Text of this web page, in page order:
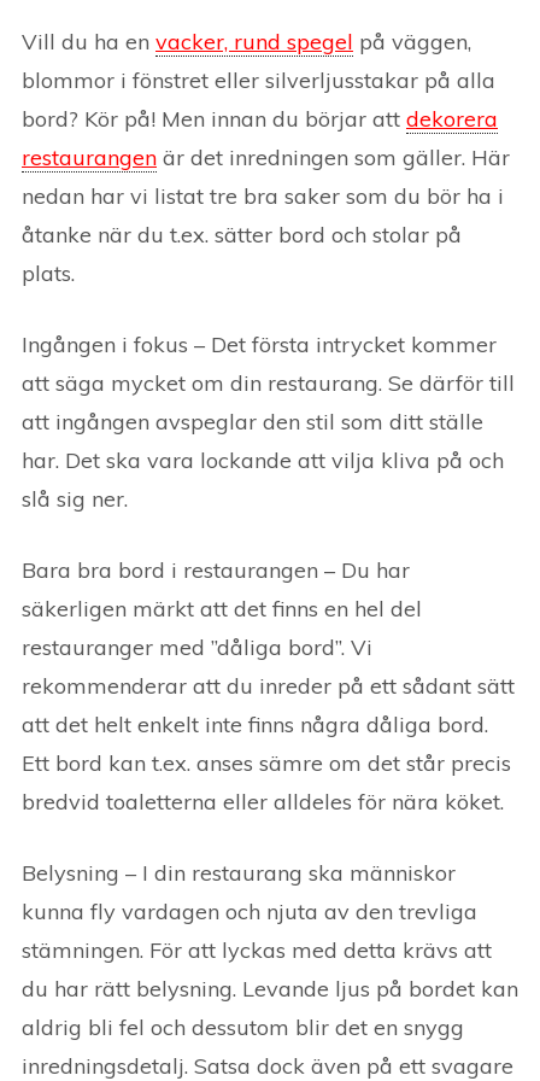
Vill du ha en vacker, rund spegel på väggen,
blommor i fönstret eller silverljusstakar på alla
bord? Kör på! Men innan du börjar att dekorera
restaurangen är det inredningen som gäller. Här
nedan har vi listat tre bra saker som du bör ha i
åtanke när du t.ex. sätter bord och stolar på
plats.
Ingången i fokus – Det första intrycket kommer
att säga mycket om din restaurang. Se därför till
att ingången avspeglar den stil som ditt ställe
har. Det ska vara lockande att vilja kliva på och
slå sig ner.
Bara bra bord i restaurangen – Du har
säkerligen märkt att det finns en hel del
restauranger med ”dåliga bord”. Vi
rekommenderar att du inreder på ett sådant sätt
att det helt enkelt inte finns några dåliga bord.
Ett bord kan t.ex. anses sämre om det står precis
bredvid toaletterna eller alldeles för nära köket.
Belysning – I din restaurang ska människor
kunna fly vardagen och njuta av den trevliga
stämningen. För att lyckas med detta krävs att
du har rätt belysning. Levande ljus på bordet kan
aldrig bli fel och dessutom blir det en snygg
inredningsdetalj. Satsa dock även på ett svagare